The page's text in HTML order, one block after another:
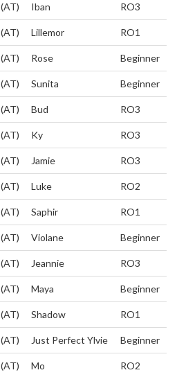
(AT) Iban RO3
(AT) Lillemor RO1
(AT) Rose Beginner
(AT) Sunita Beginner
(AT) Bud RO3
(AT) Ky RO3
(AT) Jamie RO3
(AT) Luke RO2
(AT) Saphir RO1
(AT) Violane Beginner
(AT) Jeannie RO3
(AT) Maya Beginner
(AT) Shadow RO1
(AT) Just Perfect Ylvie Beginner
(AT) Mo RO2